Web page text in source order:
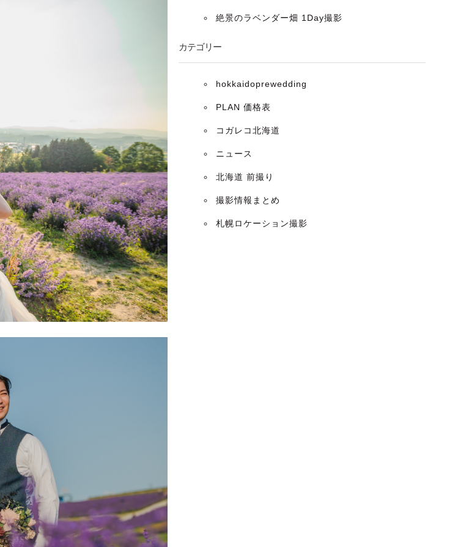
絶景のラベンダー畑 1Day撮影
カテゴリー
hokkaidoprewedding
PLAN 価格表
コガレコ北海道
ニュース
北海道 前撮り
撮影情報まとめ
札幌ロケーション撮影